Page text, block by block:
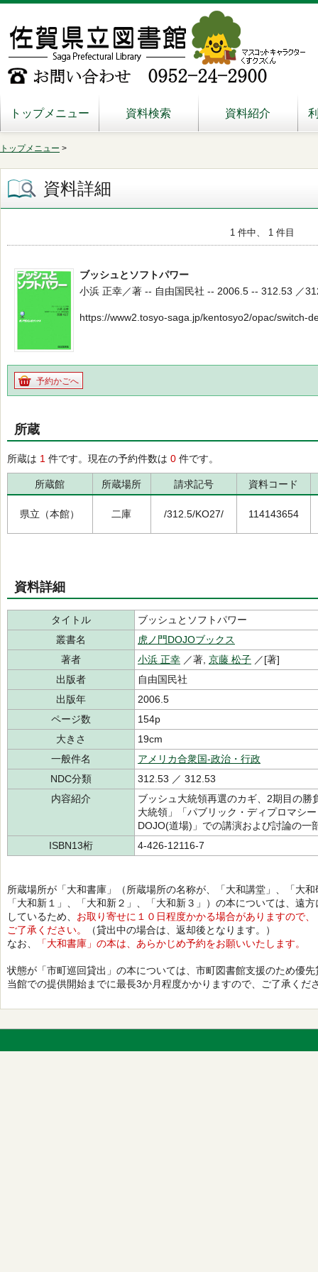
トップメニュー 資料検索 資料紹介
トップメニュー >
資料詳細
1 件中、 1 件目
ブッシュとソフトパワー
小浜 正幸／著 -- 自由国民社 -- 2006.5 -- 312.53 ／
https://www2.tosyo-saga.jp/kentosyo2/opac/switch-
予約かごへ
所蔵
所蔵は 1 件です。現在の予約件数は 0 件です。
所蔵館 所蔵場所 請求記号 資料コード
県立（本館） 二庫 /312.5/KO27/ 114143654
資料詳細
タイトル
ブッシュとソフトパワー
叢書名
虎ノ門DOJOブックス
著者
小浜 正幸 ／著, 京藤 松子 ／[著]
出版者
自由国民社
出版年
2006.5
ページ数
154p
大きさ
19cm
一般件名
アメリカ合衆国-政治・行政
NDC分類
312.53 ／ 312.53
内容紹介
ブッシュ大統領再選のカギ、2期目の
大統領」「パブリック・ディプロマシ
DOJO(道場)」での講演および討論の一
ISBN13桁
4-426-12116-7
所蔵場所が「大和書庫」（所蔵場所の名称が、「大和講堂」、「大和
「大和新１」、「大和新２」、「大和新３」）の本については、遠方
しているため、 お取り寄せに１０日程度かかる場合がありますので、
ご了承ください。
（貸出中の場合は、返却後となります。）
なお、
「大和書庫」の本は、あらかじめ予約をお願いいたします。
状態が「市町巡回貸出」の本については、市町図書館支援のため優
当館での提供開始までに最長3か月程度かかりますので、ご了承くだ